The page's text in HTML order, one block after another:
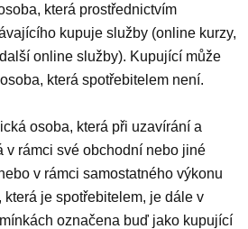
která prostřednictvím
kupuje služby (online kurzy,
online služby). Kupující může
která spotřebitelem není.
osoba, která při uzavírání a
v rámci své obchodní nebo jiné
v rámci samostatného výkonu
je spotřebitelem, je dále v
označena buď jako kupující